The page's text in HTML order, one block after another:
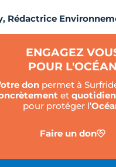
Rédactrice
ENGAGEZ
POUR L'OCÉAN
donpermet à
et
pour protéger l’
Faire un don